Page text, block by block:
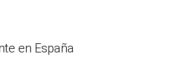
en España